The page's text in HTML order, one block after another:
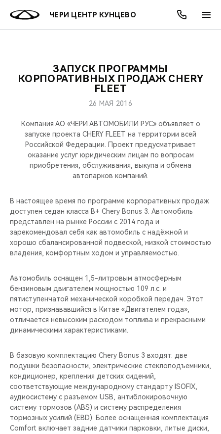
ЧЕРИ ЦЕНТР КУНЦЕВО
МОДЕЛИ
СЕДАНЫ
ПОКУПАТЕЛЯМ
КРЕДИТ И СТРАХОВАНИЕ
ВЛАДЕЛЬЦАМ
ЗАПЧАСТИ И АКСЕССУАРЫ
ПОДДЕРЖКА
МИР CHERY
О БРЕНДЕ
CHERY В СОЦСЕТЯХ
БЛАГОТВОРИТЕЛЬНОСТЬ
CHERY REMOTE
CHERY И СПОРТ
ВИДЕООБЗОРЫ
CHERY ДЛЯ ДЕТЕЙ
АКЦИИ
ОНЛАЙН СЕРВИСЫ
КРЕДИТ
О КОМПАНИИ
МЫ В СОЦСЕТЯХ
ЗАПУСК ПРОГРАММЫ
КОРПОРАТИВНЫХ ПРОДАЖ CHERY
FLEET
26 МАЯ 2016
Компания АО «ЧЕРИ АВТОМОБИЛИ РУС» объявляет о
запуске проекта CHERY FLEET на территории всей
Российской Федерации. Проект предусматривает
оказание услуг юридическим лицам по вопросам
приобретения, обслуживания, выкупа и обмена
автопарков компаний.
В настоящее время по программе корпоративных продаж
доступен седан класса B+ Chery Bonus 3. Автомобиль
представлен на рынке России с 2014 года и
зарекомендовал себя как автомобиль с надёжной и
хорошо сбалансированной подвеской, низкой стоимостью
владения, комфортным ходом и управляемостью.
Автомобиль оснащен 1,5-литровым атмосферным
бензиновым двигателем мощностью 109 л.с. и
пятиступенчатой механической коробкой передач. Этот
мотор, признававшийся в Китае «Двигателем года»,
отличается невысоким расходом топлива и прекрасными
динамическими характеристиками.
В базовую комплектацию Chery Bonus 3 входят: две
подушки безопасности, электрические стеклоподъемники,
кондиционер, крепления детских сидений,
соответствующие международному стандарту ISOFIX,
аудиосистему с разъемом USB, антиблокировочную
систему тормозов (ABS) и систему распределения
тормозных усилий (EBD). Более оснащенная комплектация
Comfort включает задние датчики парковки, литые диски,